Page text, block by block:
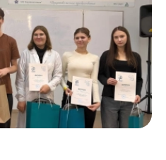
активов
закупок
отрасли